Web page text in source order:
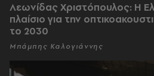
Λεωνίδας Χριστόπουλος: Η
πλαίσιο για την
το 2030
Μπάμπης Καλογιάννης